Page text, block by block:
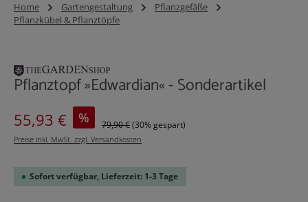
Home Gartengestaltung
Pflanzgefäße
Pflanzkübel & Pflanztöpfe
Pflanztopf »Edwardian« - Sonderartikel
Verkaufspreis:
55,93 € % 79,90 €(30% gespart)
Preise inkl. MwSt. zzgl. Versandkosten
Sofort verfügbar, Lieferzeit: 1-3 Tage